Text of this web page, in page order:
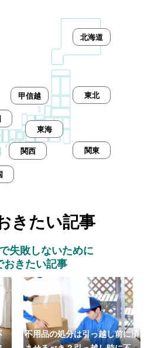
北海道
東北
甲信越
東海
関東
関西
きたい記事
失敗しないために
おきたい記事
不用品の処分は引っ越し前に済